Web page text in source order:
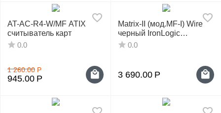
AT-AC-R4-W/MF ATIX
считыватель карт
0.0
1 260.00 Р
945.00 Р
Matrix-II (мод.MF-I) Wire
черный IronLogic
считыватель
0.0
3 690.00 Р